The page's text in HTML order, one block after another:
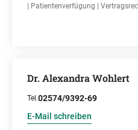
| Patientenverfügung |
Dr. Alexandra Wohlert
Tel.02574/9392-69
E-Mail schreiben